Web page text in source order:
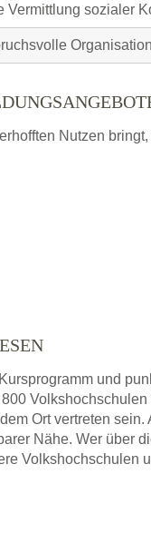
Vermittlung sozialer
Organisation
Nutzen
und
Volkshochschulen
Ort vertreten sein.
Nähe. Wer über
Volkshochschulen